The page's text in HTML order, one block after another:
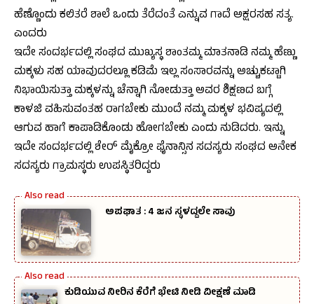
ಹೆಣ್ಣೊಂದು ಕಲಿತರೆ ಶಾಲೆ ಒಂದು ತೆರೆದಂತೆ ಎನ್ನುವ ಗಾದೆ ಅಕ್ಷರಸಹ ಸತ್ಯ.
ಎಂದರು
ಇದೇ ಸಂದರ್ಭದಲ್ಲಿ ಸಂಘದ ಮುಖ್ಯಸ್ಥ ಶಾಂತಮ್ಮ ಮಾತನಾಡಿ ನಮ್ಮ ಹೆಣ್ಣು
ಮಕ್ಕಳು ಸಹ ಯಾವುದರಲ್ಲೂ ಕಡಿಮೆ ಇಲ್ಲ ಸಂಸಾರವನ್ನು ಅಚ್ಚುಕಟ್ಟಾಗಿ
ನಿಭಾಯಿಸುತ್ತಾ ಮಕ್ಕಳನ್ನು ಚೆನ್ನಾಗಿ ನೋಡುತ್ತಾ ಅವರ ಶಿಕ್ಷಣದ ಬಗ್ಗೆ
ಕಾಳಜಿ ವಹಿಸುವಂತಹ ರಾಗಬೇಕು ಮುಂದೆ ನಮ್ಮ ಮಕ್ಕಳ ಭವಿಷ್ಯದಲ್ಲಿ
ಆಗುವ ಹಾಗೆ ಕಾಪಾಡಿಕೊಂಡು ಹೋಗಬೇಕು ಎಂದು ನುಡಿದರು. ಇನ್ನು
ಇದೇ ಸಂದರ್ಭದಲ್ಲಿ ಶೇರ್ ಮೈಕ್ರೋ ಫೈನಾನ್ಸಿನ ಸದಸ್ಯರು ಸಂಘದ ಅನೇಕ
ಸದಸ್ಯರು ಗ್ರಾಮಸ್ಥರು ಉಪಸ್ಥಿತರಿದ್ದರು
ಅಪಘಾತ : 4 ಜನ ಸ್ಥಳದ್ದಲೇ ಸಾವು
ಕುಡಿಯುವ ನೀರಿನ ಕೆರೆಗೆ ಭೇಟಿ ನೀಡಿ ವೀಕ್ಷಣೆ ಮಾಡಿ